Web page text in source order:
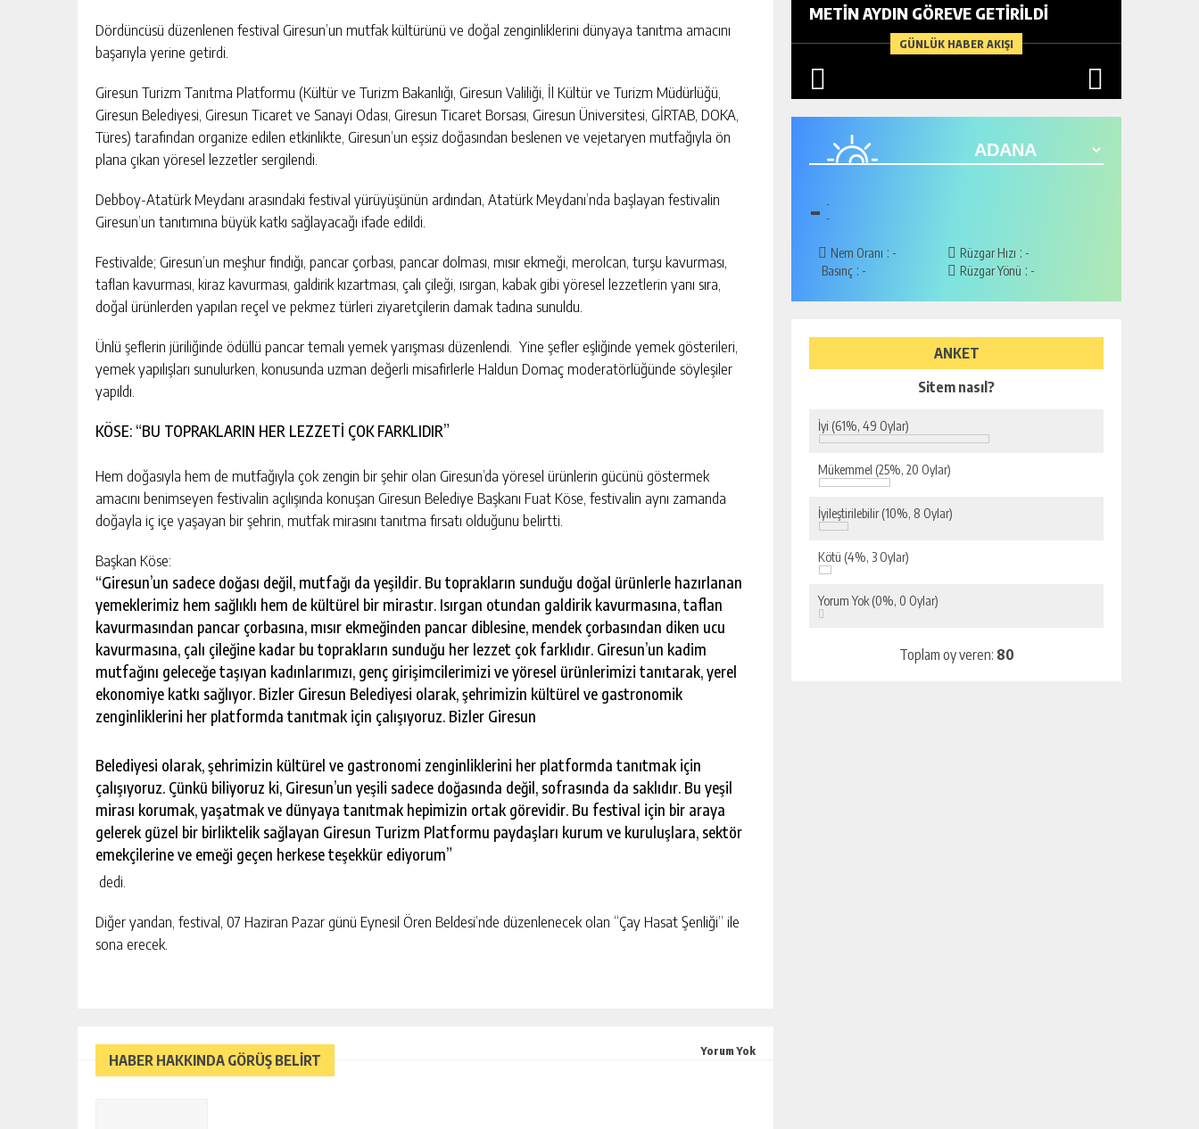
Dördüncüsü düzenlenen festival Giresun’un mutfak kültürünü ve doğal zenginliklerini dünyaya tanıtma amacını
başarıyla yerine getirdi.
Giresun Turizm Tanıtma Platformu (Kültür ve Turizm Bakanlığı, Giresun Valiliği, İl Kültür ve Turizm Müdürlüğü,
Giresun Belediyesi, Giresun Ticaret ve Sanayi Odası, Giresun Ticaret Borsası, Giresun Üniversitesi, GİRTAB, DOKA,
Türes) tarafından organize edilen etkinlikte, Giresun’un eşsiz doğasından beslenen ve vejetaryen mutfağıyla ön
plana çıkan yöresel lezzetler sergilendi.
Debboy-Atatürk Meydanı arasındaki festival yürüyüşünün ardından, Atatürk Meydanı’nda başlayan festivalin
Giresun’un tanıtımına büyük katkı sağlayacağı ifade edildi.
Festivalde; Giresun’un meşhur fındığı, pancar çorbası, pancar dolması, mısır ekmeği, merolcan, turşu kavurması,
taflan kavurması, kiraz kavurması, galdirik kızartması, çalı çileği, ısırgan, kabak gibi yöresel lezzetlerin yanı sıra,
doğal ürünlerden yapılan reçel ve pekmez türleri ziyaretçilerin damak tadına sunuldu.
Ünlü şeflerin jüriliğinde ödüllü pancar temalı yemek yarışması düzenlendi. Yine şefler eşliğinde yemek gösterileri,
yemek yapılışları sunulurken, konusunda uzman değerli misafirlerle Haldun Domaç moderatörlüğünde söyleşiler
yapıldı.
KÖSE: “BU TOPRAKLARIN HER LEZZETİ ÇOK FARKLIDIR”
Hem doğasıyla hem de mutfağıyla çok zengin bir şehir olan Giresun’da yöresel ürünlerin gücünü göstermek
amacını benimseyen festivalin açılışında konuşan Giresun Belediye Başkanı Fuat Köse, festivalin aynı zamanda
doğayla iç içe yaşayan bir şehrin, mutfak mirasını tanıtma fırsatı olduğunu belirtti.
Başkan Köse:
“Giresun’un sadece doğası değil, mutfağı da yeşildir. Bu toprakların sunduğu doğal ürünlerle hazırlanan
yemeklerimiz hem sağlıklı hem de kültürel bir mirastır. Isırgan otundan galdirik kavurmasına, taflan
kavurmasından pancar çorbasına, mısır ekmeğinden pancar diblesine, mendek çorbasından diken ucu
kavurmasına, çalı çileğine kadar bu toprakların sunduğu her lezzet çok farklıdır. Giresun’un kadim
mutfağını geleceğe taşıyan kadınlarımızı, genç girişimcilerimizi ve yöresel ürünlerimizi tanıtarak, yerel
ekonomiye katkı sağlıyor. Bizler Giresun Belediyesi olarak, şehrimizin kültürel ve gastronomik
zenginliklerini her platformda tanıtmak için çalışıyoruz. Bizler Giresun
Belediyesi olarak, şehrimizin kültürel ve gastronomi zenginliklerini her platformda tanıtmak için
çalışıyoruz. Çünkü biliyoruz ki, Giresun’un yeşili sadece doğasında değil, sofrasında da saklıdır. Bu yeşil
mirası korumak, yaşatmak ve dünyaya tanıtmak hepimizin ortak görevidir. Bu festival için bir araya
gelerek güzel bir birliktelik sağlayan Giresun Turizm Platformu paydaşları kurum ve kuruluşlara, sektör
emekçilerine ve emeği geçen herkese teşekkür ediyorum”
dedi.
Diğer yandan, festival, 07 Haziran Pazar günü Eynesil Ören Beldesi’nde düzenlenecek olan “Çay Hasat Şenliği” ile
sona erecek.
HABER HAKKINDA GÖRÜŞ BELİRT
Yorum Yok
GÜNLÜK HABER AKIŞI
METİN AYDIN GÖREVE GETİRİLDİ
- -
-
Nem Oranı : -
Basınç : -
Rüzgar Hızı : -
Rüzgar Yönü : -
ANKET
Sitem nasıl?
İyi (61%, 49 Oylar)
Mükemmel (25%, 20 Oylar)
İyileştirilebilir(10%, 8 Oylar)
Kötü (4%, 3 Oylar)
Yorum Yok (0%, 0 Oylar)
Toplam oy veren: 80